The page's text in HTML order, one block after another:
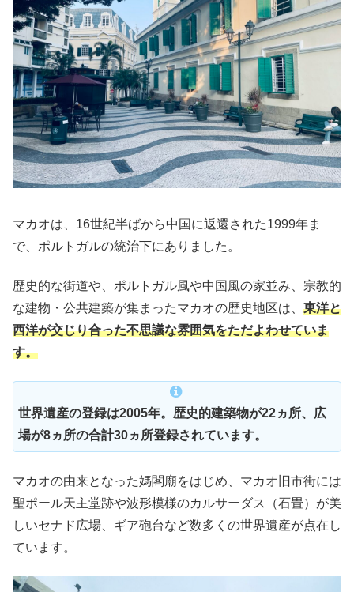
マカオは、16世紀半ばから中国に返還された1999年ま
で、ポルトガルの統治下にありました。
歴史的な街道や、ポルトガル風や中国風の家並み、宗教的
な建物・公共建築が集まったマカオの歴史地区は、 東洋と
西洋が交じり合った不思議な雰囲気をただよわせていま
す。
世界遺産の登録は2005年。歴史的建築物が22ヵ所、広
場が8ヵ所の合計30ヵ所登録されています。
マカオの由来となった媽閣廟をはじめ、マカオ旧市街には
聖ポール天主堂跡や波形模様のカルサーダス（石畳）が美
しいセナド広場、ギア砲台など数多くの世界遺産が点在し
ています。